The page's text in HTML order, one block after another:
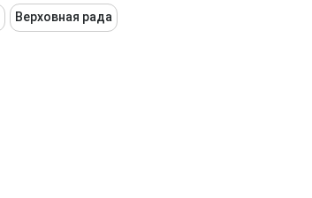
Верховная рада